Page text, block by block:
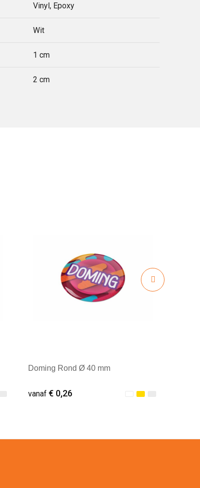
Vinyl, Epoxy
Wit
1 cm
2 cm
Doming Rond Ø 40 mm
vanaf € 0,26